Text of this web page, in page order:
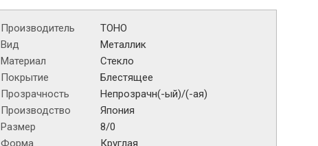
Производитель
TOHO
Вид
Металлик
Материал
Стекло
Покрытие
Блестящее
Прозрачность
Непрозрачн(-ый)/(-ая)
Производство
Япония
Размер
8/0
Форма
Круглая